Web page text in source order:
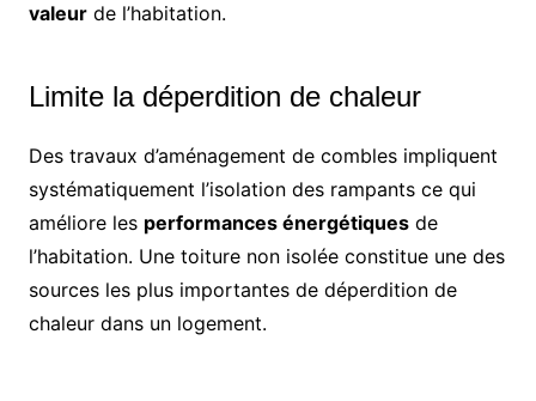
valeurde l’habitation.
Limite la déperdition de chaleur
Des travaux d’aménagement de combles impliquent
systématiquement l’isolation des rampants ce qui
améliore les performances énergétiquesde
l’habitation. Une toiture non isolée constitue une des
sources les plus importantes de déperdition de
chaleur dans un logement.